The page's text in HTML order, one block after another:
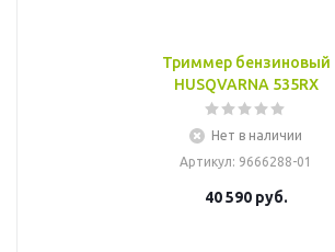
Триммер бензиновый
HUSQVARNA 535RХ
Нет в наличии
Артикул: 9666288-01
40 590руб.